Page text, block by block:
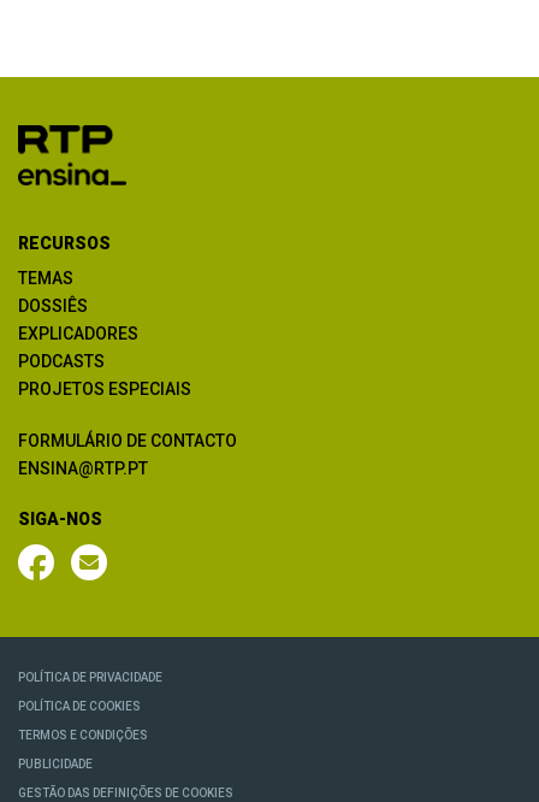
RECURSOS
TEMAS
DOSSIÊS
EXPLICADORES
PODCASTS
PROJETOS ESPECIAIS
FORMULÁRIO DE CONTACTO
ENSINA@RTP.PT
SIGA-NOS
POLÍTICA DE PRIVACIDADE
POLÍTICA DE COOKIES
TERMOS E CONDIÇÕES
PUBLICIDADE
GESTÃO DAS DEFINIÇÕES DE COOKIES